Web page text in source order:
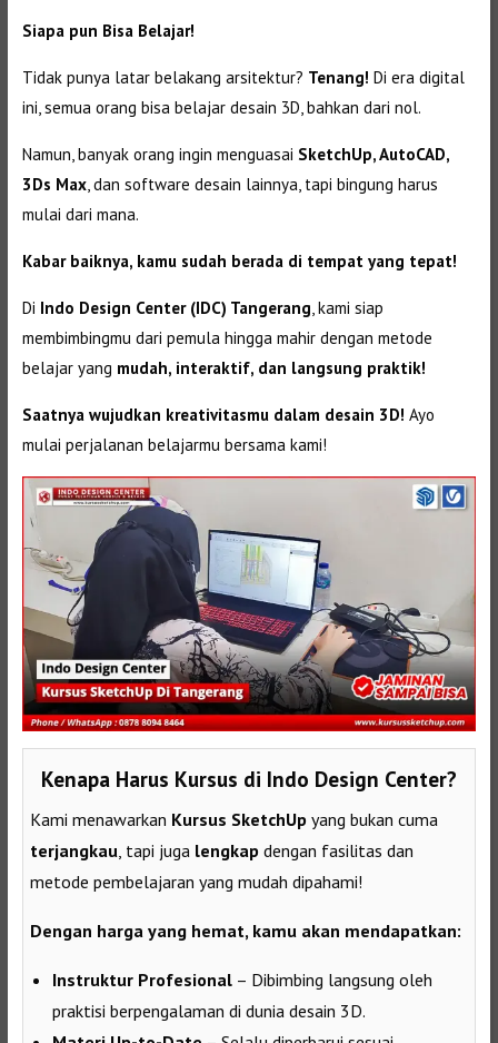
Siapa pun Bisa Belajar!
Tidak punya latar belakang arsitektur? Tenang! Di era digital
ini, semua orang bisa belajar desain 3D, bahkan dari nol.
Namun, banyak orang ingin menguasai SketchUp, AutoCAD,
3Ds Max, dan software desain lainnya, tapi bingung harus
mulai dari mana.
Kabar baiknya, kamu sudah berada di tempat yang tepat!
Di Indo Design Center (IDC) Tangerang , kami siap
membimbingmu dari pemula hingga mahir dengan metode
belajar yang mudah, interaktif, dan langsung praktik!
Saatnya wujudkan kreativitasmu dalam desain 3D! Ayo
mulai perjalanan belajarmu bersama kami!
Kenapa Harus Kursus di Indo Design Center?
Kami menawarkan Kursus SketchUpyang bukan cuma
terjangkau , tapi juga lengkap dengan fasilitas dan
metode pembelajaran yang mudah dipahami!
Dengan harga yang hemat, kamu akan mendapatkan:
Instruktur Profesional– Dibimbing langsung oleh
praktisi berpengalaman di dunia desain 3D.